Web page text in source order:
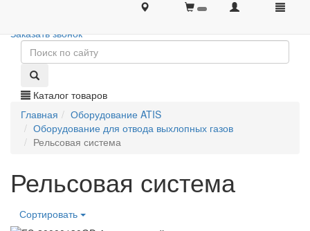
+7 (495) 646-08-66 +7 (495) 646-08-66
Заказать звонок
Каталог товаров
Главная
Оборудование ATIS
Оборудование для отвода выхлопных газов
Рельсовая система
Рельсовая система
Сортировать